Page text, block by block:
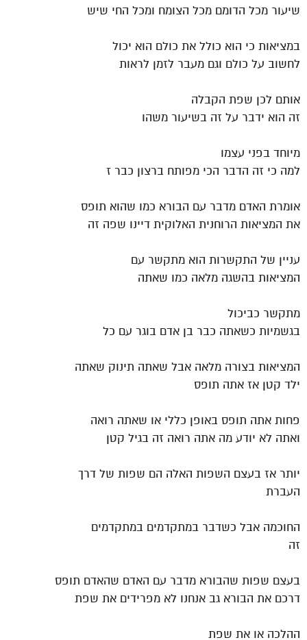
שיעור מכל הדומם מכל הצומח ומכל החי שיש
במציאות כי הוא כולל את כולם הוא יכול
לחשוב על כולם וגם מעבר לזמן לראות
אותם לכן שפת הקבלה
זה הוא ידבר על זה בשיעור משהו
מיוחד בפני עצמו
למה כי זה הדבר הכי מפותח ברצון כבר ז
אומרת האדם מדבר עם הבורא כמו שהוא תופס
את המציאות הרוחנית האלוקית דיינו שפה זה
עניין של התקשרות הוא מתקשר עם
המציאות בהשגה מלאה כמו שאתה
מתקשר כביכול
בגשמיות כשאתה כבר בן אדם בוגר עם כל
המציאות בצורה מלאה אבל שאתה תינוק שאתה
ילד קטן אז אתה תופס
פחות אתה תופס באופן כללי או שאתה רואה
ואתה לא יודע מה אתה רואה זה בגיל קטן
יותר אז בעצם השפות האלה הם שפות של דרך
העברת
החוכמה אבל כשדבר במתקדמים במתקדמים
זה
בעצם שפות שהבורא מדבר עם האדם שהאדם תופס
דרכם את הבורא גב אנחנו לא מפרידים את שפת
ההלכה או את שפת